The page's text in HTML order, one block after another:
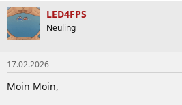
e
l
l
r
e
l
m
LED4FPS
Neuling
17.02.2026
Moin Moin,